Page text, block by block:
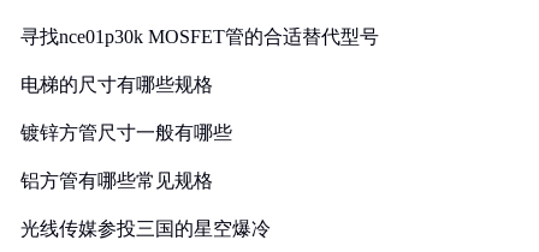
寻找nce01p30k MOSFET管的合适替代型号
电梯的尺寸有哪些规格
镀锌方管尺寸一般有哪些
铝方管有哪些常见规格
光线传媒参投三国的星空爆冷